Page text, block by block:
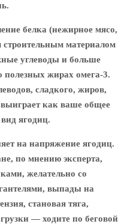
белка (нежирное мясо,
материалом
углеводы и больше
полезных жирах омега-3.
сладкого, жиров,
выиграет как ваше общее
ягодиц.
на напряжение ягодиц.
по мнению эксперта,
желательно со
выпады на
становая тяга,
— ходите по беговой